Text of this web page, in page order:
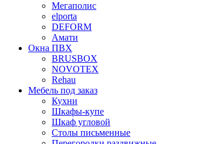
Мегаполис
elporta
DEFORM
Амати
Окна ПВХ
BRUSBOX
NOVOTEX
Rehau
Мебель под заказ
Кухни
Шкафы-купе
Шкаф угловой
Столы письменные